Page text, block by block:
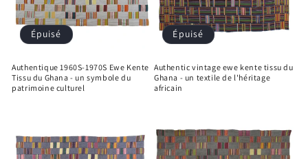
Épuisé
Authentique 1960S-1970S Ewe Kente
Tissu du Ghana - un symbole du
patrimoine culturel
Épuisé
Authentic vintage ewe kente tissu du
Ghana - un textile de l'héritage
africain